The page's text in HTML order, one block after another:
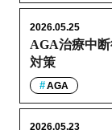
AGA治療中
対策
2026.05.25
AGA
2026.05.23